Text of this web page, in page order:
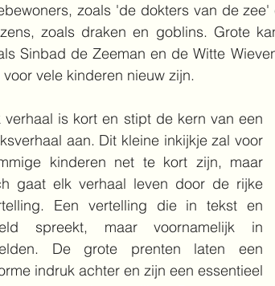
zoals 'de dokters van de
zoals draken en goblins. Grote
Sinbad de Zeeman en de Witte
voor vele kinderen nieuw zijn.
verhaal is kort en stipt de kern van een
aan. Dit kleine inkijkje zal voor
kinderen net te kort zijn, maar
gaat elk verhaal leven door de rijke
Een vertelling die in tekst en
spreekt, maar voornamelijk in
De grote prenten laten een
indruk achter en zijn een essentieel